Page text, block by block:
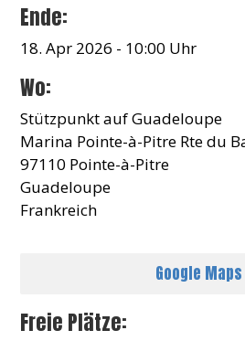
Ende:
18. Apr 2026 - 10:00 Uhr
Wo:
Stützpunkt auf Guadeloupe
Marina Pointe-à-Pitre Rte du
97110 Pointe-à-Pitre
Guadeloupe
Frankreich
Google Maps
Freie Plätze: